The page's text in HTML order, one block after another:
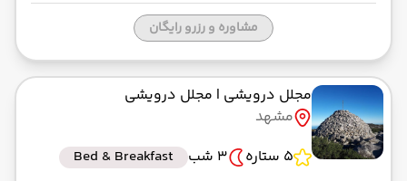
مشاوره و رزرو رایگان
مجلل درویشی | مجلل درویشی
مشهد
5 ستاره
3 شب Bed & Breakfast